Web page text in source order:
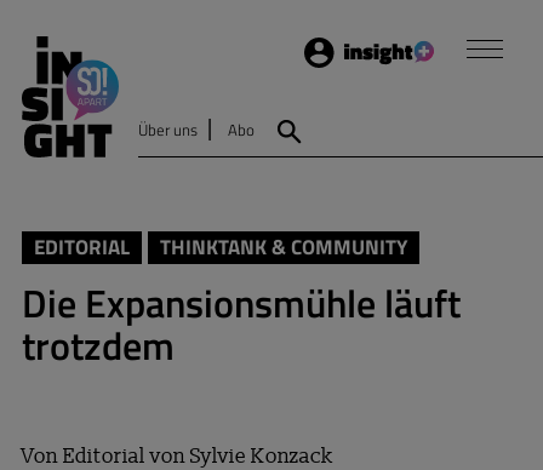
Login
Über uns Abo
EDITORIAL THINKTANK & COMMUNITY
Die Expansionsmühle läuft
trotzdem
VonEditorial von Sylvie Konzack